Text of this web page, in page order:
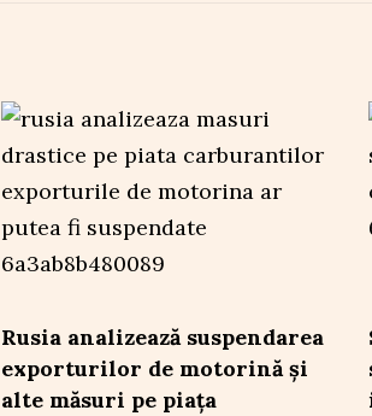
Rusia analizează suspendarea
exporturilor de motorină și
alte măsuri pe piața